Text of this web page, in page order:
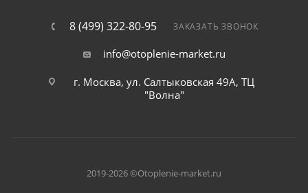
8 (499) 322-80-95 ЗАКАЗАТЬ ЗВОНОК
info@otoplenie-market.ru
г. Москва, ул. Салтыковская 49А, ТЦ
"Волна"
2019-2026 ©Otoplenie-market.ru